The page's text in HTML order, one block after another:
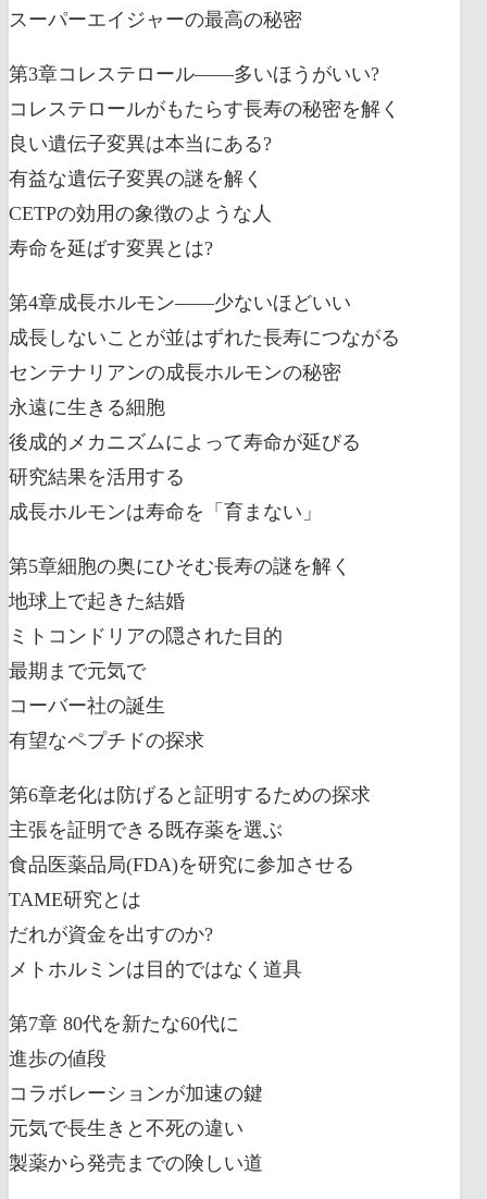
スーパーエイジャーの最高の秘密
第3章コレステロール――多いほうがいい?
コレステロールがもたらす長寿の秘密を解く
良い遺伝子変異は本当にある?
有益な遺伝子変異の謎を解く
CETPの効用の象徴のような人
寿命を延ばす変異とは?
第4章成長ホルモン――少ないほどいい
成長しないことが並はずれた長寿につながる
センテナリアンの成長ホルモンの秘密
永遠に生きる細胞
後成的メカニズムによって寿命が延びる
研究結果を活用する
成長ホルモンは寿命を「育まない」
第5章細胞の奥にひそむ長寿の謎を解く
地球上で起きた結婚
ミトコンドリアの隠された目的
最期まで元気で
コーバー社の誕生
有望なペプチドの探求
第6章老化は防げると証明するための探求
主張を証明できる既存薬を選ぶ
食品医薬品局(FDA)を研究に参加させる
TAME研究とは
だれが資金を出すのか?
メトホルミンは目的ではなく道具
第7章 80代を新たな60代に
進歩の値段
コラボレーションが加速の鍵
元気で長生きと不死の違い
製薬から発売までの険しい道